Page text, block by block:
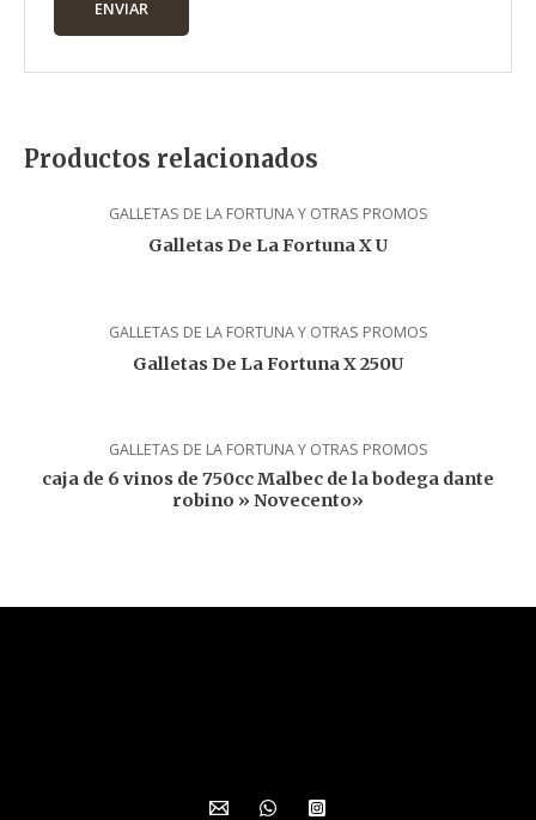
Productos relacionados
GALLETAS DE LA FORTUNA Y OTRAS PROMOS
Galletas De La Fortuna X U
GALLETAS DE LA FORTUNA Y OTRAS PROMOS
Galletas De La Fortuna X 250U
GALLETAS DE LA FORTUNA Y OTRAS PROMOS
caja de 6 vinos de 750cc Malbec de la bodega dante
robino » Novecento»